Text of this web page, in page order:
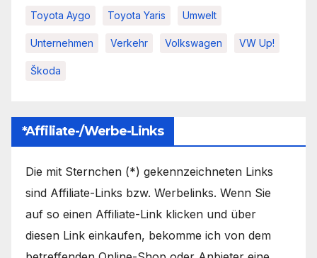
Toyota Aygo Toyota Yaris Umwelt
Unternehmen Verkehr Volkswagen VW Up!
Škoda
*Affiliate-/Werbe-Links
Die mit Sternchen (*) gekennzeichneten Links
sind Affiliate-Links bzw. Werbelinks. Wenn Sie
auf so einen Affiliate-Link klicken und über
diesen Link einkaufen, bekomme ich von dem